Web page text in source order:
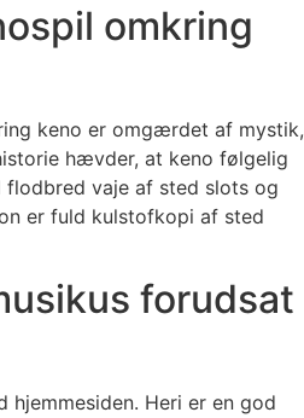
omkring
keno er omgærdet af mystik,
hævder, at keno følgelig
flodbred vaje af sted slots og
er fuld kulstofkopi af sted
forudsat
Heri er en god